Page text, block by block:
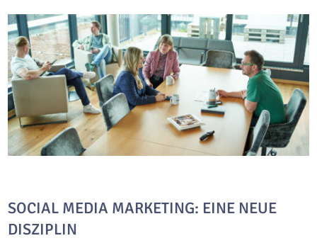
SOCIAL MEDIA MARKETING: EINE NEUE
DISZIPLIN